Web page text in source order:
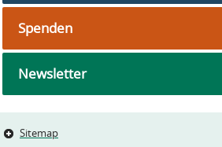
Spenden
Newsletter
Sitemap